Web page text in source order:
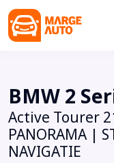
BMW 2
Active Tourer
PANORAMA |
NAVIGATIE